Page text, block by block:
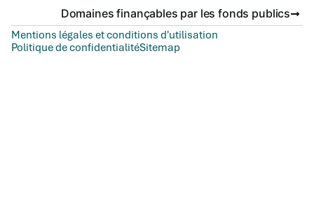
Domaines finançables par les fonds publics
Mentions légales et conditions d'utilisation
Politique de confidentialitéSitemap